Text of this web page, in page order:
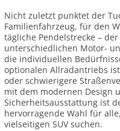
Nicht zuletzt punktet der
Familienfahrzeug, für den
tägliche Pendelstrecke –
unterschiedlichen Motor-
die individuellen
optionalen Allradantriebs
oder schwierigere
mit dem modernen Design
Sicherheitsausstattung ist
hervorragende Wahl für
vielseitigen SUV suchen.